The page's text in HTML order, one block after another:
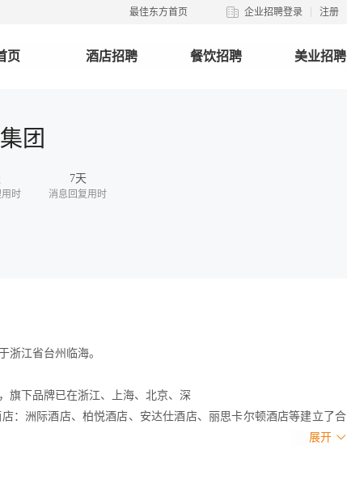
最佳东方首页 企业招聘登录 注册
页 酒店招聘 餐饮招聘 美业招聘
团
时
7天
消息回复用时
浙江省台州临海。
旗下品牌已在浙江、上海、北京、深
：洲际酒店、柏悦酒店、安达仕酒店、丽思卡尔顿酒店等建立了合
展开